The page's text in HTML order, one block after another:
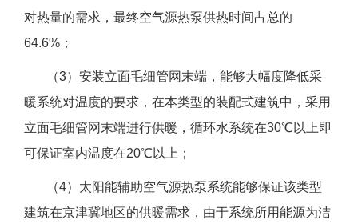
对热量的需求，最终空气源热泵供热时间占总的
64.6%；
（3）安装立面毛细管网末端，能够大幅度降低采
暖系统对温度的要求，在本类型的装配式建筑中，采用
立面毛细管网末端进行供暖，循环水系统在30℃以上即
可保证室内温度在20℃以上；
（4）太阳能辅助空气源热泵系统能够保证该类型
建筑在京津冀地区的供暖需求，由于系统所用能源为洁